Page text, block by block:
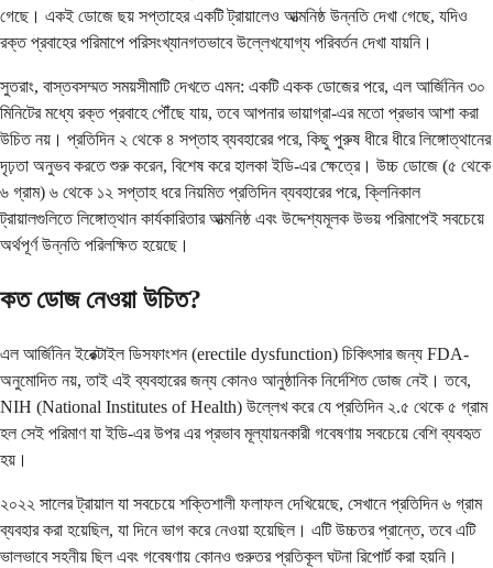
গেছে। একই ডোজে ছয় সপ্তাহের একটি ট্রায়ালেও আত্মনিষ্ঠ উন্নতি দেখা গেছে, যদিও
রক্ত ​​প্রবাহের পরিমাপে পরিসংখ্যানগতভাবে উল্লেখযোগ্য পরিবর্তন দেখা যায়নি।
সুতরাং, বাস্তবসম্মত সময়সীমাটি দেখতে এমন: একটি একক ডোজের পরে, এল আর্জিনিন ৩০
মিনিটের মধ্যে রক্ত ​​প্রবাহে পৌঁছে যায়, তবে আপনার ভায়াগ্রা-এর মতো প্রভাব আশা করা
উচিত নয়। প্রতিদিন ২ থেকে ৪ সপ্তাহ ব্যবহারের পরে, কিছু পুরুষ ধীরে ধীরে লিঙ্গোত্থানের
দৃঢ়তা অনুভব করতে শুরু করেন, বিশেষ করে হালকা ইডি-এর ক্ষেত্রে। উচ্চ ডোজে (৫ থেকে
৬ গ্রাম) ৬ থেকে ১২ সপ্তাহ ধরে নিয়মিত প্রতিদিন ব্যবহারের পরে, ক্লিনিকাল
ট্রায়ালগুলিতে লিঙ্গোত্থান কার্যকারিতার আত্মনিষ্ঠ এবং উদ্দেশ্যমূলক উভয় পরিমাপেই সবচেয়ে
অর্থপূর্ণ উন্নতি পরিলক্ষিত হয়েছে।
কত ডোজ নেওয়া উচিত?
এল আর্জিনিন ইরেক্টাইল ডিসফাংশন (erectile dysfunction) চিকিৎসার জন্য FDA-
অনুমোদিত নয়, তাই এই ব্যবহারের জন্য কোনও আনুষ্ঠানিক নির্দেশিত ডোজ নেই। তবে,
NIH (National Institutes of Health) উল্লেখ করে যে প্রতিদিন ২.৫ থেকে ৫ গ্রাম
হল সেই পরিমাণ যা ইডি-এর উপর এর প্রভাব মূল্যায়নকারী গবেষণায় সবচেয়ে বেশি ব্যবহৃত
হয়।
২০২২ সালের ট্রায়াল যা সবচেয়ে শক্তিশালী ফলাফল দেখিয়েছে, সেখানে প্রতিদিন ৬ গ্রাম
ব্যবহার করা হয়েছিল, যা দিনে ভাগ করে নেওয়া হয়েছিল। এটি উচ্চতর প্রান্তে, তবে এটি
ভালভাবে সহনীয় ছিল এবং গবেষণায় কোনও গুরুতর প্রতিকূল ঘটনা রিপোর্ট করা হয়নি।